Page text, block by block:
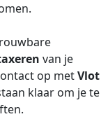
van je
op metVlot
klaar om je te